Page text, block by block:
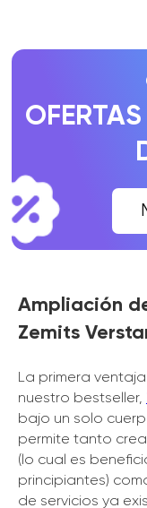
Ampliación
Zemits
La primera
nuestro bestseller,
bajo un solo
permite tanto
(lo cual es
principiantes)
de servicios ya